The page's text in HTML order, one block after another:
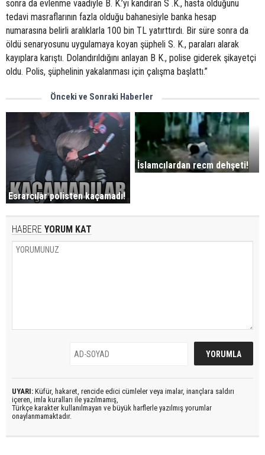
sonra da evlenme vaadiyle B. K.’yı kandıran S .K., hasta olduğunu
tedavi masraflarının fazla olduğu bahanesiyle banka hesap
numarasına belirli aralıklarla 100 bin TL yatırttırdı. Bir süre sonra da
öldü senaryosunu uygulamaya koyan şüpheli S. K., paraları alarak
kayıplara karıştı. Dolandırıldığını anlayan B K., polise giderek şikayetçi
oldu. Polis, şüphelinin yakalanması için çalışma başlattı.”
Önceki ve Sonraki Haberler
Esrarcılar polisten kaçamadı!
İslamcılardan recm dehşeti!
HABERE YORUM KAT
UYARI: Küfür, hakaret, rencide edici cümleler veya imalar, inançlara saldırı
içeren, imla kuralları ile yazılmamış,
Türkçe karakter kullanılmayan ve büyük harflerle yazılmış yorumlar
onaylanmamaktadır.